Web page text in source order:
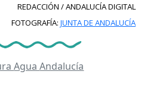
REDACCIÓN / ANDALUCÍA DIGITAL
FOTOGRAFÍA: JUNTA DE ANDALUCÍA
AguaAndalucía